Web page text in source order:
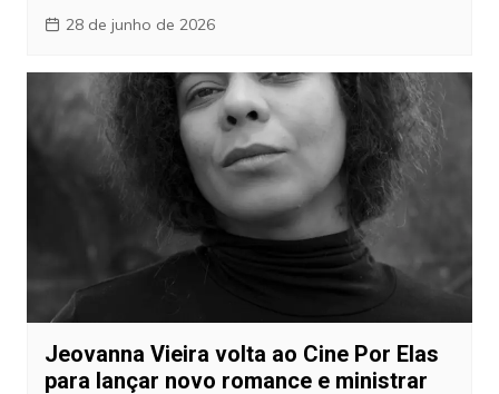
28 de junho de 2026
Jeovanna Vieira volta ao Cine Por Elas
para lançar novo romance e ministrar